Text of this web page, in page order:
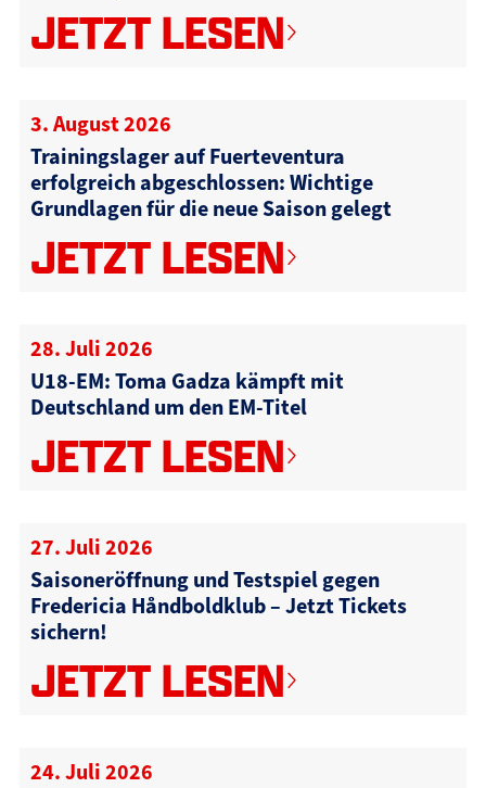
JETZT LESEN
3. August 2026
Trainingslager auf Fuerteventura
erfolgreich abgeschlossen: Wichtige
Grundlagen für die neue Saison gelegt
JETZT LESEN
28. Juli 2026
U18-EM: Toma Gadza kämpft mit
Deutschland um den EM-Titel
JETZT LESEN
27. Juli 2026
Saisoneröffnung und Testspiel gegen
Fredericia Håndboldklub – Jetzt Tickets
sichern!
JETZT LESEN
24. Juli 2026